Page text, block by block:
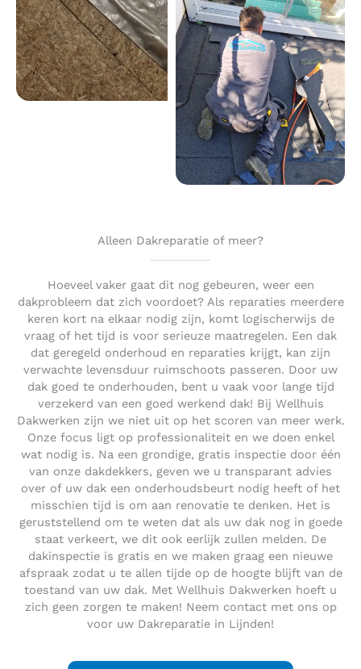
Alleen Dakreparatie of meer?
Hoeveel vaker gaat dit nog gebeuren, weer een
dakprobleem dat zich voordoet? Als reparaties meerdere
keren kort na elkaar nodig zijn, komt logischerwijs de
vraag of het tijd is voor serieuze maatregelen. Een dak
dat geregeld onderhoud en reparaties krijgt, kan zijn
verwachte levensduur ruimschoots passeren. Door uw
dak goed te onderhouden, bent u vaak voor lange tijd
verzekerd van een goed werkend dak! Bij Wellhuis
Dakwerken zijn we niet uit op het scoren van meer werk.
Onze focus ligt op professionaliteit en we doen enkel
wat nodig is. Na een grondige, gratis inspectie door één
van onze dakdekkers, geven we u transparant advies
over of uw dak een onderhoudsbeurt nodig heeft of het
misschien tijd is om aan renovatie te denken. Het is
geruststellend om te weten dat als uw dak nog in goede
staat verkeert, we dit ook eerlijk zullen melden. De
dakinspectie is gratis en we maken graag een nieuwe
afspraak zodat u te allen tijde op de hoogte blijft van de
toestand van uw dak. Met Wellhuis Dakwerken hoeft u
zich geen zorgen te maken! Neem contact met ons op
voor uw Dakreparatie in Lijnden!